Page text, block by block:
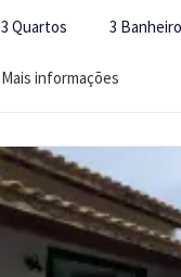
3 Quartos 3
Mais informações